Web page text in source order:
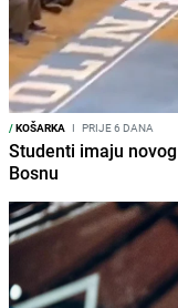
/KOŠARKA I PRIJE 6 DANA
Studenti imaju
Bosnu